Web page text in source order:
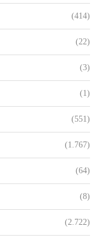
(414)
(22)
(3)
(1)
(551)
(1.767)
(64)
(8)
(2.722)